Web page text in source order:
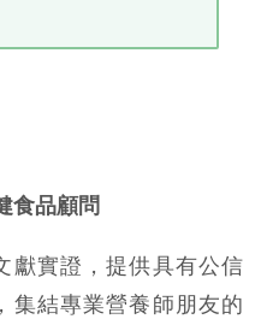
食品顧問
獻實證，提供具有公信
集結專業營養師朋友的